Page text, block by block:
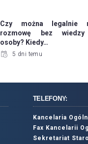
Czy można legalnie
rozmowę bez
osoby? Kiedy…
5 dni temu
TELEFONY:
Kancelaria
Fax Kancelarii
Sekretariat